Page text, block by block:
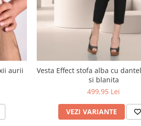
aurii
Vesta Effect stofa alba cu
si blanita
499,95 Lei
VEZI VARIANTE